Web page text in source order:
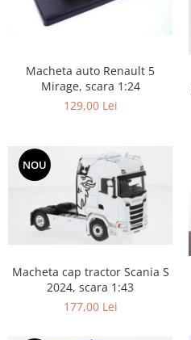
Macheta auto Renault 5
Mirage, scara 1:24
129,00 Lei
NOU
Macheta cap tractor Scania S
2024, scara 1:43
177,00 Lei